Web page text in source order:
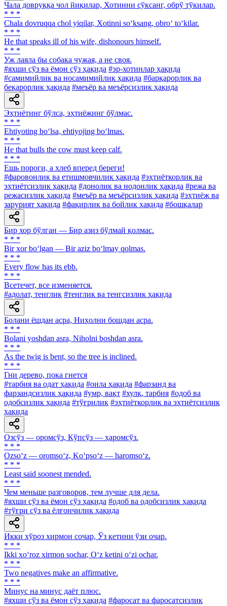
Чала довруққа чол йиқилар, Хотинни сўксанг, обрў тўкилар.
* * *
Chala dovruqqa chol yiqilar, Xotinni so‘ksang, obro‘ to‘kilar.
* * *
He that speaks ill of his wife, dishonours himself.
* * *
Уж лаяла бы собака чужая, а не своя.
#яхши сўз ва ёмон сўз ҳақида #эр-хотинлар ҳақида
#самимийлик ва носамимийлик ҳақида #барқарорлик ва
беқарорлик ҳақида #меъёр ва меъёрсизлик ҳақида
Эҳтиётинг бўлса, эҳтиёжинг бўлмас.
* * *
Ehtiyoting bo‘lsa, ehtiyojing bo‘lmas.
* * *
He that bulls the cow must keep calf.
* * *
Ешь пороги, а хлеб вперед береги!
#фаровонлик ва етишмовчилик ҳақида #эҳтиёткорлик ва
эҳтиётсизлик ҳақида #донолик ва нодонлик ҳақида #режа ва
режасизлик ҳақида #меъёр ва меъёрсизлик ҳақида #эҳтиёж ва
зарурият ҳақида #фақирлик ва бойлик ҳақида #бошқалар
Бир хор бўлган — Бир азиз бўлмай қолмас.
* * *
Bir xor bo‘lgan — Bir aziz bo‘lmay qolmas.
* * *
Every flow has its ebb.
* * *
Всетечет, все изменяется.
#адолат, тенглик #тенглик ва тенгсизлик ҳақида
Болани ёшдан асра, Ниҳолни бошдан асра.
* * *
Bolani yoshdan asra, Niholni boshdan asra.
* * *
As the twig is bent, so the tree is inclined.
* * *
Гни дерево, пока гнется
#тарбия ва одат ҳақида #оила ҳақида #фарзанд ва
фарзандсизлик ҳақида #умр, вақт #хулқ, тарбия #одоб ва
одобсизлик ҳақида #тўғрилик #эҳтиёткорлик ва эҳтиётсизлик
ҳақида
Озсўз — оромсўз, Кўпсўз — ҳаромсўз.
* * *
Ozso‘z — oromso‘z, Ko‘pso‘z — haromso‘z.
* * *
Least said soonest mended.
* * *
Чем меньше разговоров, тем лучше для дела.
#яхши сўз ва ёмон сўз ҳақида #одоб ва одобсизлик ҳақида
#тўғри сўз ва ёлғончилик ҳақида
Икки хўроз хирмон сочар, Ўз кетини ўзи очар.
* * *
Ikki xo‘roz xirmon sochar, O‘z ketini o‘zi ochar.
* * *
Two negatives make an affirmative.
* * *
Минус на минус даёт плюс.
#яхши сўз ва ёмон сўз ҳақида #фаросат ва фаросатсизлик